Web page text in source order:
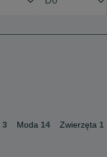
3 Moda 14 Zwierzęta 1